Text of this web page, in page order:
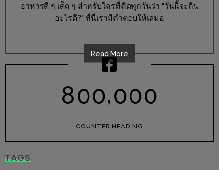
นี้
FESTIVAL
เพลิน
อาหารดี ๆ เด็ด ๆ สำหรับใครที่คิดทุกวันว่า "วันนี้จะกิน
อะไรดี?" ที่นี่เรามีคำตอบให้เสมอ
Read More
800,000
COUNTER HEADING
TAGS